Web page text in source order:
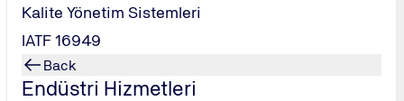
Kalite Yönetim Sistemleri
IATF 16949
Back
Endüstri Hizmetleri
sistemlerini geliştirmek isteyen şirketin her kademe
platformlarda gerçekleştirilir.